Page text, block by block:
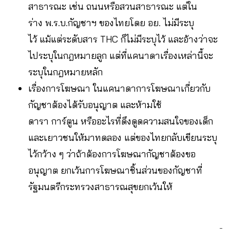
สาธารณะ เช่น ถนนหรือสวนสาธารณะ แต่ใน
ร่าง พ.ร.บ.กัญชาฯ ของไทยโดย อย. ไม่มีระบุ
ไว้ แม้แต่ระดับสาร THC ก็ไม่มีระบุไว้ และอ้างว่าจะ
ไประบุในกฎหมายลูก แต่ที่แคนาดาเรื่องเหล่านี้จะ
ระบุในกฎหมายหลัก
เรื่องการโฆษณา ในแคนาดาการโฆษณาเกี่ยวกับ
กัญชาต้องได้รับอนุญาต และห้ามใช้
ดารา การ์ตูน หรืออะไรที่ดึงดูดความสนใจของเด็ก
และเยาวชนให้มาทดลอง แต่ของไทยกลับเขียนระบุ
ไว้กว้าง ๆ ว่าถ้าต้องการโฆษณากัญชาต้องขอ
อนุญาต ยกเว้นการโฆษณาชิ้นส่วนของกัญชาที่
รัฐมนตรีกระทรวงสาธารณสุขยกเว้นให้